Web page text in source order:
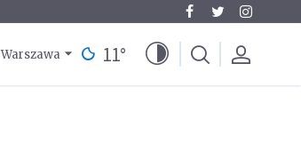
Warszawa 11°